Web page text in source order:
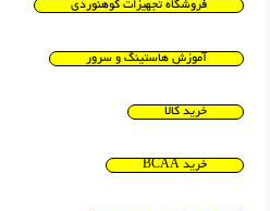
فروشگاه تجهیزات کوهنوردی
آموزش هاستینگ و سرور
خرید کالا
خرید BCAA